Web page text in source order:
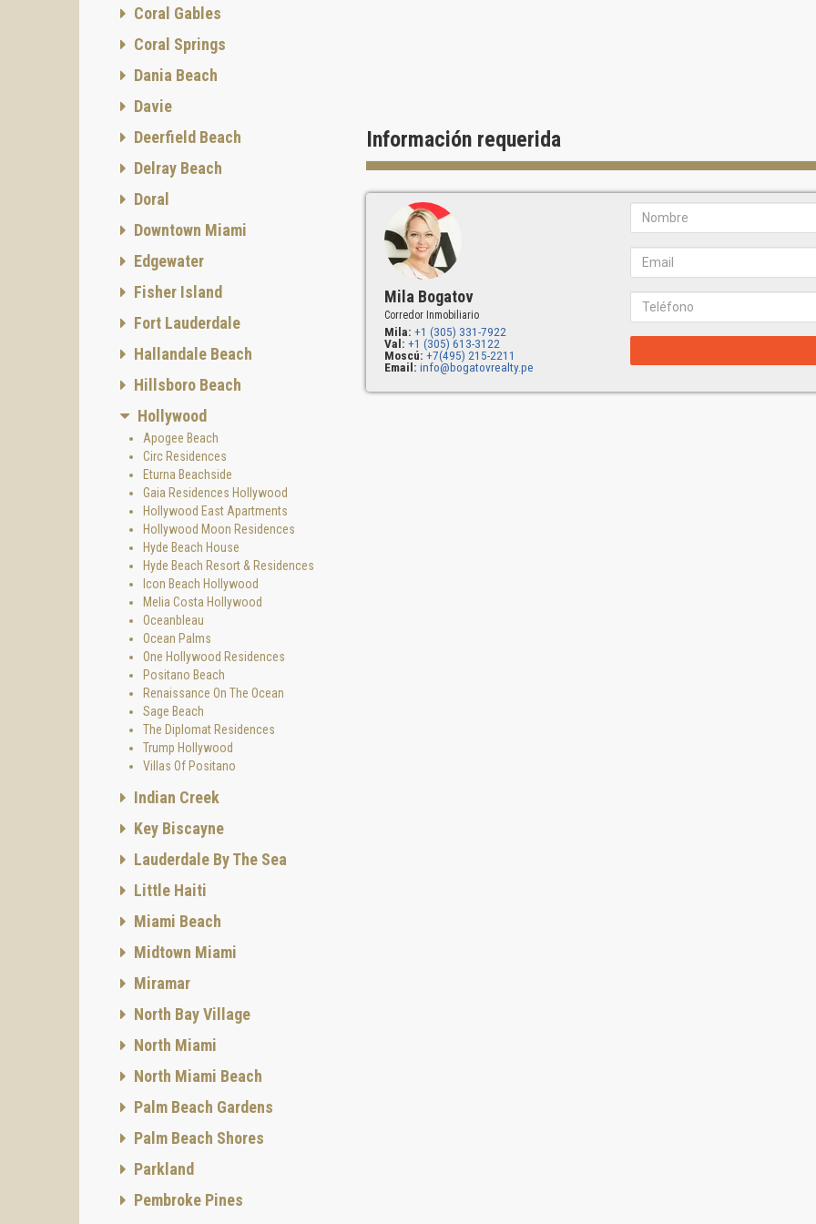
Dirección: 1776 Polk Street, Hollywood, FL 33020
Fecha prevista: 2024
Promotor: GCF Development
Empresa de desarrollo inmobiliario con sede en el sur de Florida, tanto en
contiene más de 100 proyectos que incluyen residencias de lujo, condominios
desarrollos de uso mixto.
Diseñador de interiores: Steven G. Interiors
Una renombrada empresa con sede en Pompano Beach, ganadora de
servicio completo ha reunido a más de 85 profesionales y expertos
Durante más de 40 años, la empresa se ha especializado en el diseño de
Información requerida
Mila Bogatov
Corredor Inmobiliario
Mila: +1 (305) 331-7922
Val: +1 (305) 613-3122
Moscú: +7(495) 215-2211
Email: info@bogatovrealty.pe
Coral Gables
Coral Springs
Dania Beach
Davie
Deerfield Beach
Delray Beach
Doral
Downtown Miami
Edgewater
Fisher Island
Fort Lauderdale
Hallandale Beach
Hillsboro Beach
Hollywood
Apogee Beach
Circ Residences
Eturna Beachside
Gaia Residences Hollywood
Hollywood East Apartments
Hollywood Moon Residences
Hyde Beach House
Hyde Beach Resort & Residences
Icon Beach Hollywood
Melia Costa Hollywood
Oceanbleau
Ocean Palms
One Hollywood Residences
Positano Beach
Renaissance On The Ocean
Sage Beach
The Diplomat Residences
Trump Hollywood
Villas Of Positano
Indian Creek
Key Biscayne
Lauderdale By The Sea
Little Haiti
Miami Beach
Midtown Miami
Miramar
North Bay Village
North Miami
North Miami Beach
Palm Beach Gardens
Palm Beach Shores
Parkland
Pembroke Pines